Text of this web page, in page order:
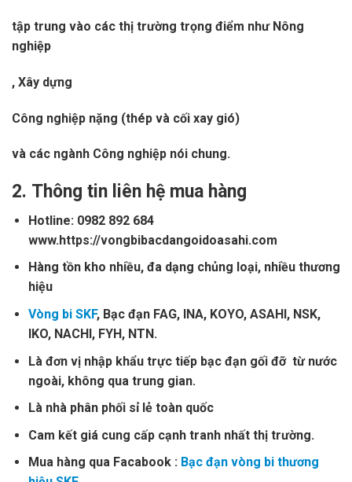
tập trung vào các thị trường trọng điểm như Nông
nghiệp
, Xây dựng
Công nghiệp nặng (thép và cối xay gió)
và các ngành Công nghiệp nói chung.
2. Thông tin liên hệ mua hàng
Hotline: 0982 892 684
www.https://vongbibacdangoidoasahi.com
Hàng tồn kho nhiều, đa dạng chủng loại, nhiều thương
hiệu
Vòng bi SKF, Bạc đạn FAG, INA, KOYO, ASAHI, NSK,
IKO, NACHI, FYH, NTN.
Là đơn vị nhập khẩu trực tiếp bạc đạn gối đỡ từ nước
ngoài, không qua trung gian.
Là nhà phân phối sỉ lẻ toàn quốc
Cam kết giá cung cấp cạnh tranh nhất thị trường.
Mua hàng qua Facabook : Bạc đạn vòng bi thương